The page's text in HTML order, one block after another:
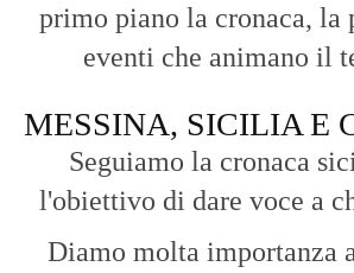
primo piano la cronaca, la
eventi che animano il
MESSINA, SICILIA E
Seguiamo la cronaca
l'obiettivo di dare voce a
Diamo molta importanza